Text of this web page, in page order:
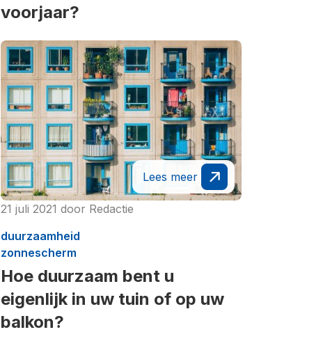
voorjaar?
Lees meer
21 juli 2021 door Redactie
duurzaamheid
zonnescherm
Hoe duurzaam bent u
eigenlijk in uw tuin of op uw
balkon?